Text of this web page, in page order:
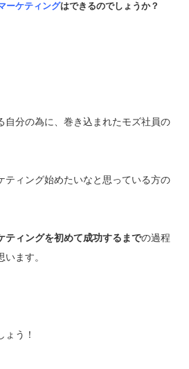
ーケティングはできるのでしょうか？
自分の為に、巻き込まれたモズ社員の
ティング始めたいなと思っている方の
ティングを初めて成功するまでの過程
ます。
ょう！